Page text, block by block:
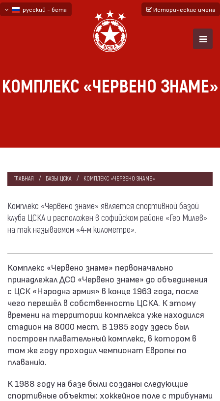
русский - бета
Исторические имена
КОМПЛЕКС «ЧЕРВЕНО ЗНАМЕ»
ГЛАВНАЯ БАЗЫ ЦСКА КОМПЛЕКС «ЧЕРВЕНО ЗНАМЕ»
Комплекс «Червено знаме» является спортивной базой
клуба ЦСКА и расположен в софийском районе «Гео Милев»
на так называемом «4-м километре».
Комплекс «Червено знаме» первоначально
принадлежал ДСО «Червено знаме» до объединения
с ЦСК «Народна армия» в конце 1963 года, после
чего перешёл в собственность ЦСКА. К этому
времени на территории комплекса уже находился
стадион на 8000 мест. В 1985 году здесь был
построен плавательный комплекс, в котором в
том же году проходил чемпионат Европы по
плаванию.
К 1988 году на базе были созданы следующие
спортивные объекты: хоккейное поле с трибунами